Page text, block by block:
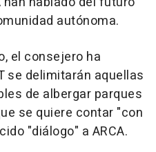
autónoma.
el consejero ha
se delimitarán aquellas
de albergar parques
se quiere contar "con
"diálogo" a ARCA.